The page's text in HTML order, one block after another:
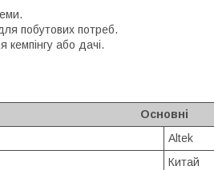
побутових потреб.
кемпінгу або дачі.
Основні
Altek
Китай